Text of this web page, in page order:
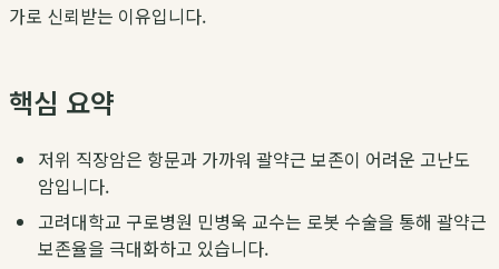
가로 신뢰받는 이유입니다.
핵심 요약
저위 직장암은 항문과 가까워 괄약근 보존이 어려운 고난도
암입니다.
고려대학교 구로병원 민병욱 교수는 로봇 수술을 통해 괄약근
보존율을 극대화하고 있습니다.